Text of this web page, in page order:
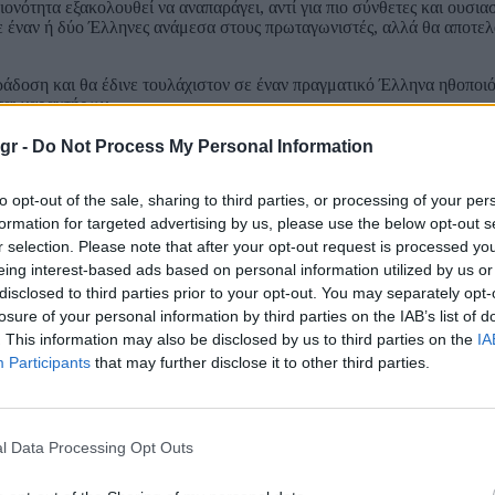
- Do Not Process My Personal Information
opt-out of the sale, sharing to third parties, or processing of your
for targeted advertising by us, please use the below opt-out
selection. Please note that after your opt-out request is processed
interest-based ads based on personal information utilized by us
to third parties prior to your opt-out. You may separately
of your personal information by third parties on the IAB’s list of
This information may also be disclosed by us to third parties on the
Participants that may further disclose it to other third parties.
Data Processing Opt Outs
εξακολουθεί να αναπαράγει, αντί για πιο σύνθετες και
ή δύο Έλληνες ανάμεσα στους πρωταγωνιστές, αλλά θα
και θα έδινε τουλάχιστον σε έναν πραγματικό Έλληνα ηθοποιό
χαρακτήρων.
– από τον Ματ Ντέιμον στον ρόλο του Οδυσσέα μέχρι τη
Γουίλ Γιουν Λι και Τράβις Σκοτ – γίνεται σαφές πως ο
Νιόνγκο, φιλοδοξεί να είναι «αντιπροσωπευτικό του
Ωστόσο, για πολλούς Έλληνες η πλήρης απουσία Ελλήνων
το αίσθημα αποκλεισμού. Ο ίδιος διερωτάται αν, σε μια
υπάρχει χώρος και για ανθρώπους που συνδέονται άμεσα με το
κληρονομιάς
έντονα για την «αυθεντικότητα» των επιλογών στο καστ δεν
του, για πολλούς Έλληνες το ζήτημα ξεπερνά μια απλή επιλογή
Ελλάδας με την αρχαία πολιτιστική της κληρονομιά.
οι αρχαιοελληνικές ιστορίες θεωρούνται μέρος μιας ευρύτερης
δευτερεύοντες σε σχέση με αυτές. Στη χειρότερη εκδοχή,
οι φυσικοί θεματοφύλακες αυτών των αφηγήσεων, μια λογική